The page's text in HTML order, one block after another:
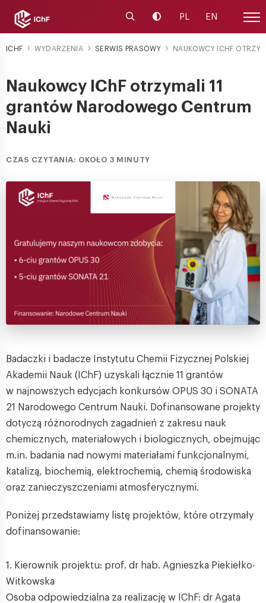
Uruchom wyszukiwarkę
Zmień kontrast
PL EN
ICHF WYDARZENIA SERWIS PRASOWY NAUKOWCY ICHF
Naukowcy IChF otrzymali 11
grantów Narodowego Centrum
Nauki
CZAS CZYTANIA: OKOŁO 3 MINUTY
Badaczki i badacze Instytutu Chemii Fizycznej Polskiej
Akademii Nauk (IChF) uzyskali łącznie 11 grantów
w najnowszych edycjach konkursów OPUS 30 i SONATA
21 Narodowego Centrum Nauki. Dofinansowane projekty
dotyczą różnorodnych zagadnień z zakresu nauk
chemicznych, materiałowych i biologicznych, obejmując
m.in. badania nad nowymi materiałami funkcjonalnymi,
katalizą, biochemią, elektrochemią, chemią środowiska
oraz zanieczyszczeniami atmosferycznymi.
Poniżej przedstawiamy listę projektów, które otrzymały
dofinansowanie:
1. Kierownik projektu: prof. dr hab. Agnieszka Piekiełko-
Witkowska
Osoba odpowiedzialna za realizację w IChF: dr Agata